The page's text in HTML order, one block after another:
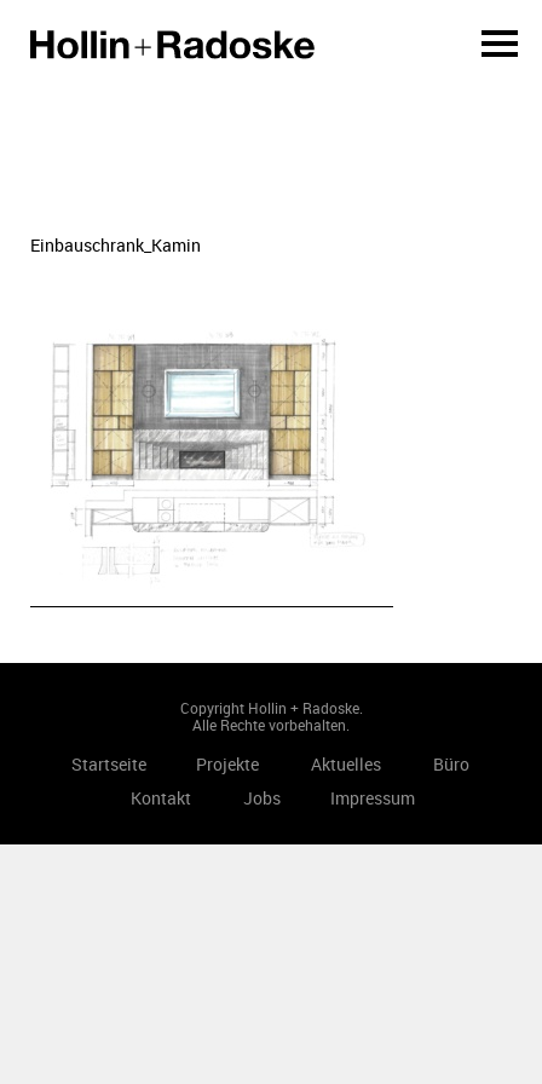
Einbauschrank_Kamin
Copyright Hollin + Radoske.
Alle Rechte vorbehalten.
Startseite Projekte Aktuelles
Büro
Kontakt
Jobs Impressum